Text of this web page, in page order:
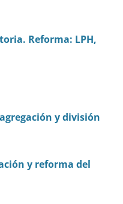
Reforma: LPH,
y división
y reforma del